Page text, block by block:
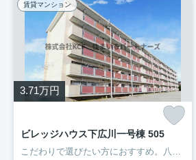
賃貸マンション
3.71万円
ビレッジハウス下広川一号棟 505
こだわりで選びたい方におすすめ。八女郡広川町エリアで住まいをお探しなら「ビレッジハウス下広川一号棟」。徒歩7分の場所に広川町立下広川小学校があります。ぜひご覧いただきたい賃貸物件です。当社スタッフが地域の賃貸情報をご提供いたします。お客様のこだわりやご要望などございましたら、お気軽に当社へお問い合わせ下さい。